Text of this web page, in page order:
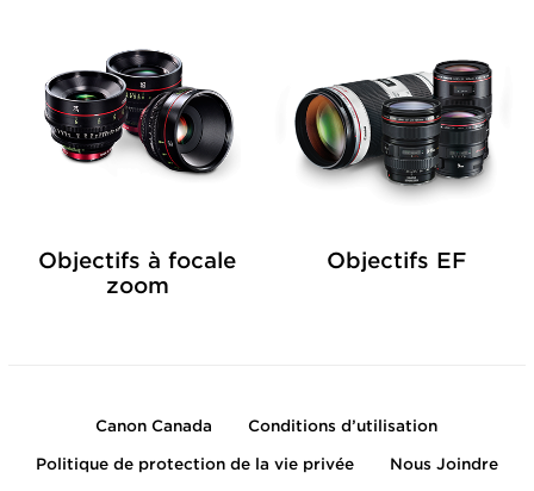
Objectifs à focale
zoom
Objectifs EF
Canon Canada Conditions d’utilisation
Politique de protection de la vie privée Nous Joindre